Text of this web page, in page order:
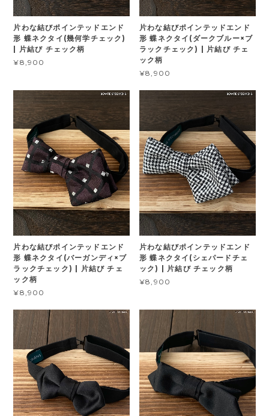
片わな結びポインテッドエンド
形 蝶ネクタイ(幾何学チェック)
| 片結び チェック柄
¥8,900
片わな結びポインテッドエンド
形 蝶ネクタイ(ダークブルー×ブ
ラックチェック) | 片結び チェ
ック柄
¥8,900
片わな結びポインテッドエンド
形 蝶ネクタイ(バーガンディ×ブ
ラックチェック) | 片結び チェ
ック柄
¥8,900
片わな結びポインテッドエンド
形 蝶ネクタイ(シェパードチェ
ック) | 片結び チェック柄
¥8,900